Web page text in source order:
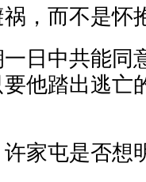
，而不是怀
日中共能同
他踏出逃亡
家屯是否想